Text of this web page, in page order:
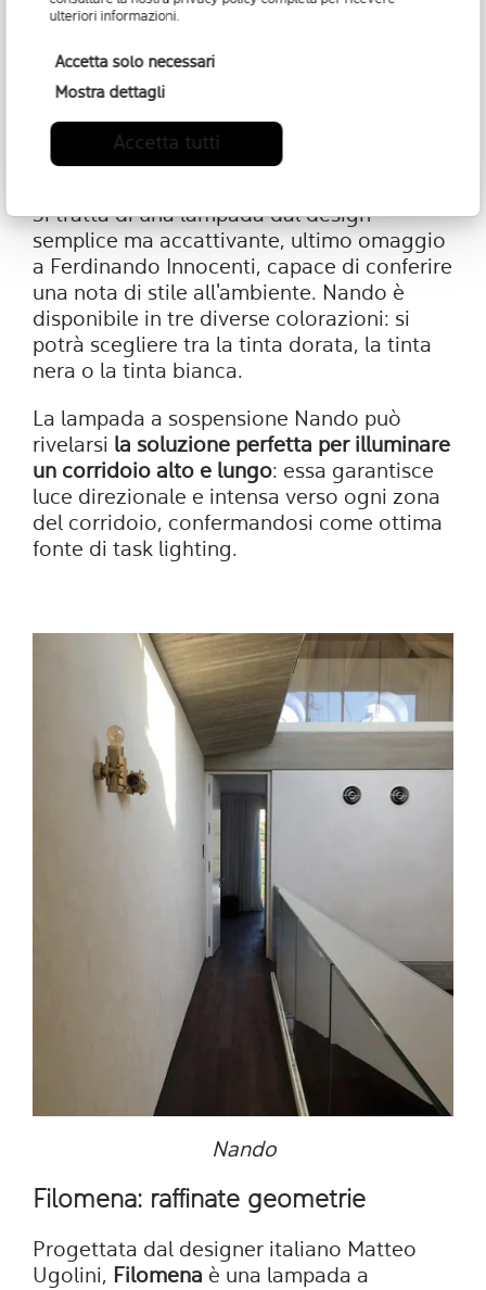
ulteriori informazioni.
Accetta solo necessari
Mostra dettagli
Accetta tutti
Nando: il perfetto connubio tra
Nandoè un'applique in stile industrial,
creata dagli artisti italiani
Dario De Meo, costituita da un giunto
metallico e un tubolare microforato.
Si tratta di una lampada dal design
semplice ma accattivante, ultimo omaggio
a Ferdinando Innocenti, capace di conferire
una nota di stile all'ambiente. Nando è
disponibile in tre diverse colorazioni: si
potrà scegliere tra la tinta dorata, la tinta
nera o la tinta bianca.
La lampada a sospensione Nando può
rivelarsi la soluzione perfetta per illuminare
un corridoio alto e lungo: essa garantisce
luce direzionale e intensa verso ogni zona
del corridoio, confermandosi come ottima
fonte di task lighting.
Nando
Filomena: raffinate geometrie
Progettata dal designer italiano Matteo
Ugolini, Filomena è una lampada a